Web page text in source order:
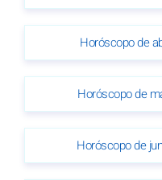
Horóscopo de
Horóscopo de
Horóscopo de